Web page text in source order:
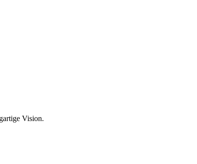
Vision.